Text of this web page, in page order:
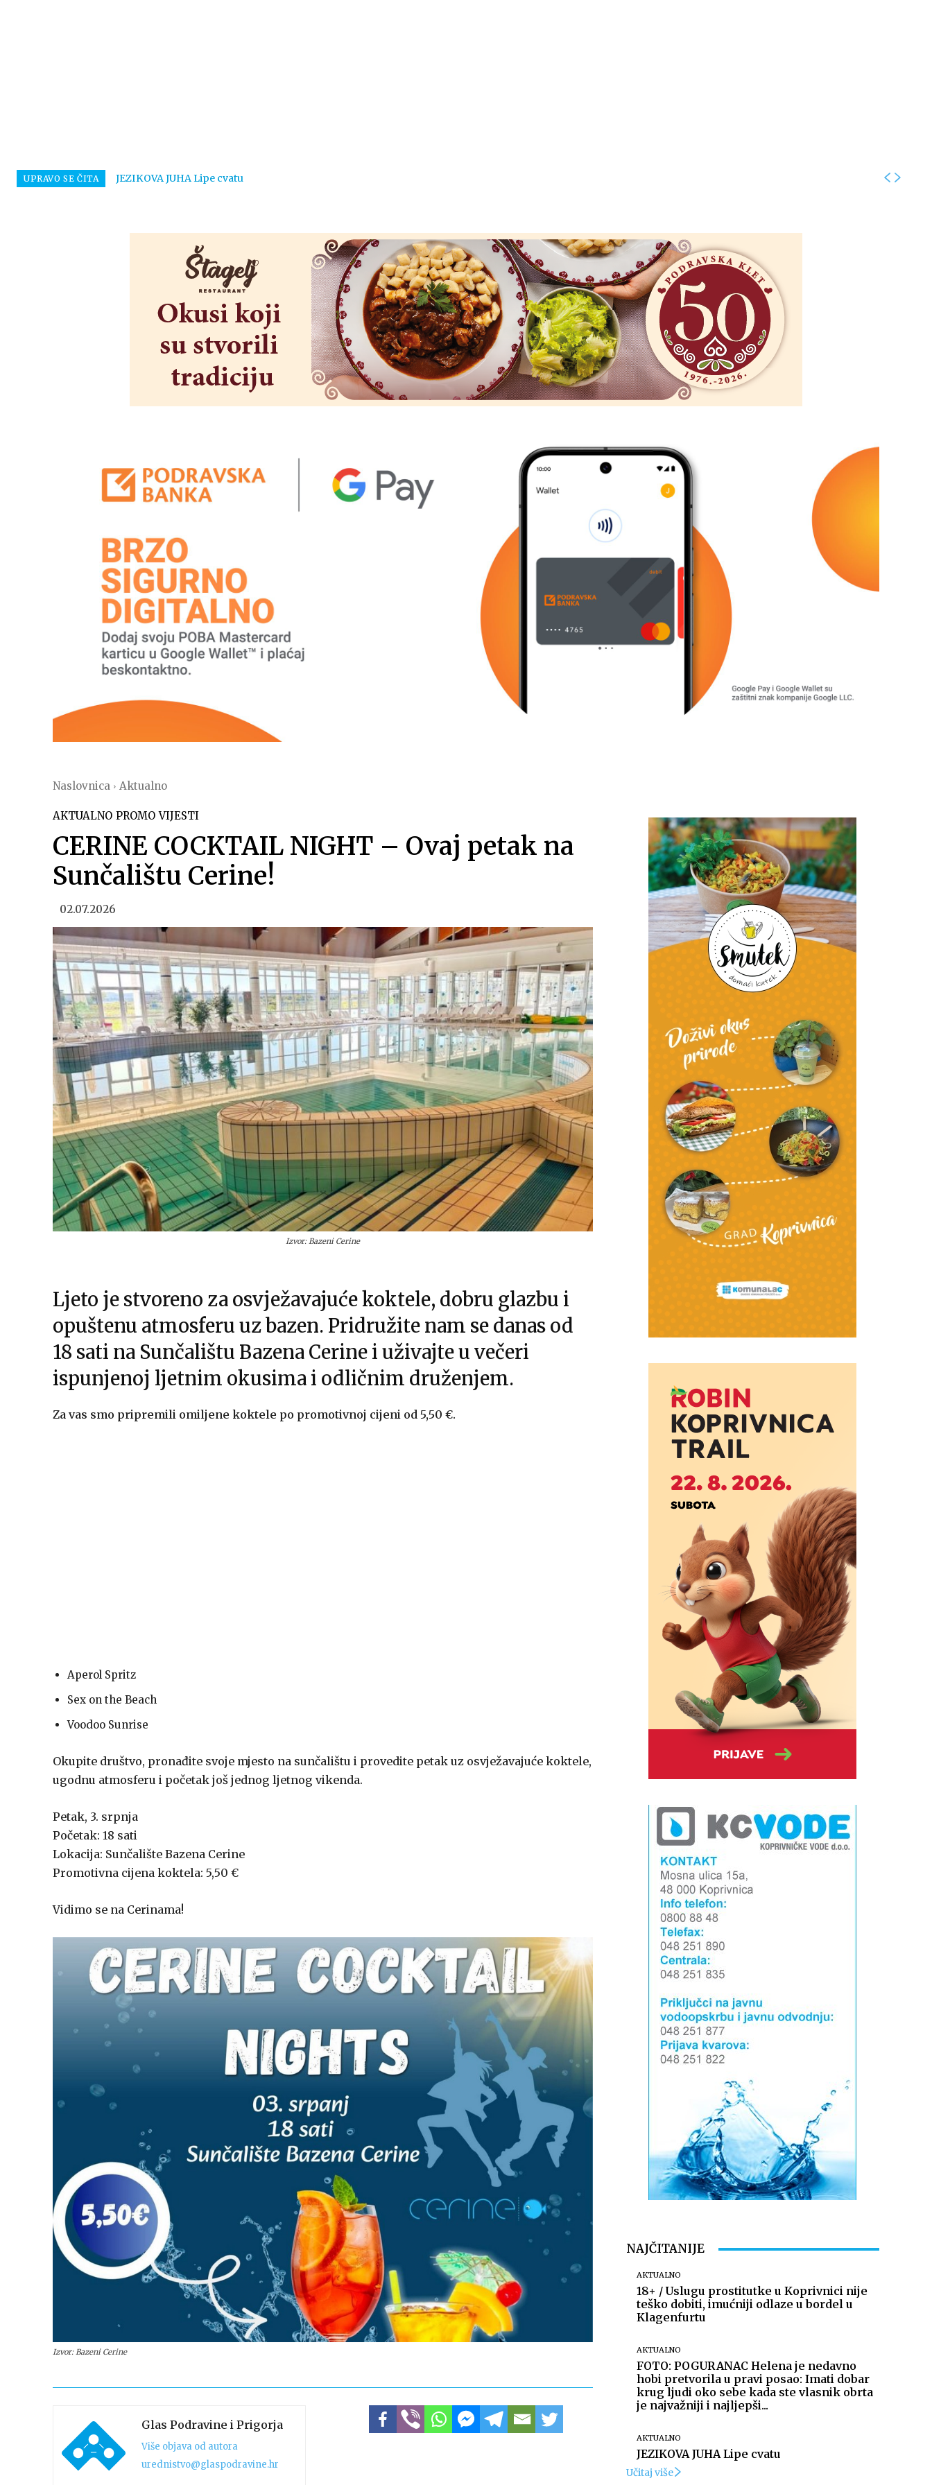
UPRAVO SE ČITA JEZIKOVA JUHA Lipe cvatu
Naslovnica Aktualno
AKTUALNO PROMO VIJESTI
CERINE COCKTAIL NIGHT – Ovaj petak na
Sunčalištu Cerine!
02.07.2026
Izvor: Bazeni Cerine
Ljeto je stvoreno za osvježavajuće koktele, dobru glazbu i
opuštenu atmosferu uz bazen. Pridružite nam se danas od
18 sati na Sunčalištu Bazena Cerine i uživajte u večeri
ispunjenoj ljetnim okusima i odličnim druženjem.
Za vas smo pripremili omiljene koktele po promotivnoj cijeni od 5,50 €.
Aperol Spritz
Sex on the Beach
Voodoo Sunrise
Okupite društvo, pronađite svoje mjesto na sunčalištu i provedite petak uz osvježavajuće koktele,
ugodnu atmosferu i početak još jednog ljetnog vikenda.
Petak, 3. srpnja
Početak: 18 sati
Lokacija: Sunčalište Bazena Cerine
Promotivna cijena koktela: 5,50 €
Vidimo se na Cerinama!
Izvor: Bazeni Cerine
Glas Podravine i Prigorja
Više objava od autora
urednistvo@glaspodravine.hr
NAJČITANIJE
AKTUALNO
18+ / Uslugu prostitutke u Koprivnici nije
teško dobiti, imućniji odlaze u bordel u
Klagenfurtu
AKTUALNO
FOTO: POGURANAC Helena je nedavno
hobi pretvorila u pravi posao: Imati dobar
krug ljudi oko sebe kada ste vlasnik obrta
je najvažniji i najljepši...
AKTUALNO
JEZIKOVA JUHA Lipe cvatu
Učitaj više